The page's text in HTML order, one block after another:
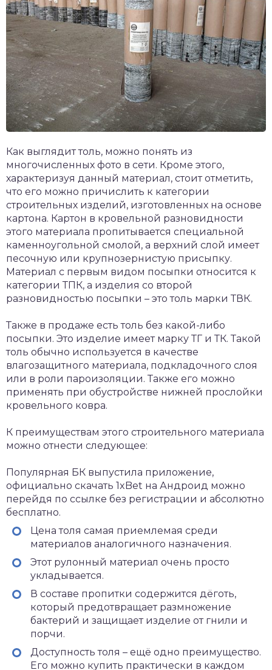
Как выглядит толь, можно понять из
многочисленных фото в сети. Кроме этого,
характеризуя данный материал, стоит отметить,
что его можно причислить к категории
строительных изделий, изготовленных на основе
картона. Картон в кровельной разновидности
этого материала пропитывается специальной
каменноугольной смолой, а верхний слой имеет
песочную или крупнозернистую присыпку.
Материал с первым видом посыпки относится к
категории ТПК, а изделия со второй
разновидностью посыпки – это толь марки ТВК.
Также в продаже есть толь без какой-либо
посыпки. Это изделие имеет марку ТГ и ТК. Такой
толь обычно используется в качестве
влагозащитного материала, подкладочного слоя
или в роли пароизоляции. Также его можно
применять при обустройстве нижней прослойки
кровельного ковра.
К преимуществам этого строительного материала
можно отнести следующее:
Популярная БК выпустила приложение,
официально скачать 1xBet на Андроид можно
перейдя по ссылке без регистрации и абсолютно
бесплатно.
Цена толя самая приемлемая среди
материалов аналогичного назначения.
Этот рулонный материал очень просто
укладывается.
В составе пропитки содержится дёготь,
который предотвращает размножение
бактерий и защищает изделие от гнили и
порчи.
Доступность толя – ещё одно преимущество.
Его можно купить практически в каждом